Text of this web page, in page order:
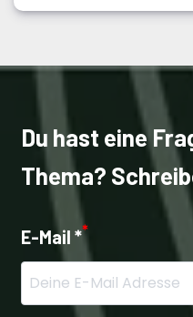
Du hast eine
Thema?
E-Mail **